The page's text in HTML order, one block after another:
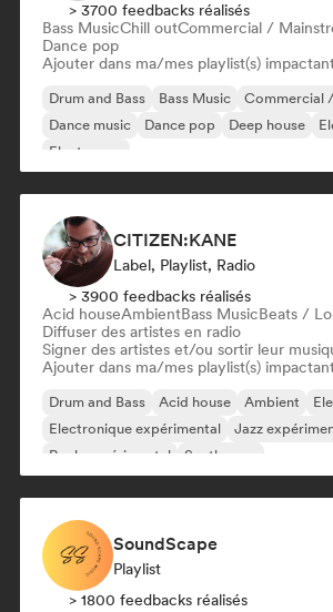
> 3700 feedbacks réalisés
Bass MusicChill outCommercial /
Dance pop
Ajouter dans ma/mes playlist(s)
Drum and Bass Bass Music
Commercial
Dance music
Dance pop Deep house
Electropop
CITIZEN:KANE
Label, Playlist, Radio
> 3900 feedbacks réalisés
Acid houseAmbientBass MusicBeats /
Diffuser des artistes en radio
Signer des artistes et/ou sortir leur
Ajouter dans ma/mes playlist(s)
Drum and Bass Acid house Ambient
Electronique expérimental
Jazz
Rock expérimental
Synthwave
SoundScape
Playlist
> 1800 feedbacks réalisés